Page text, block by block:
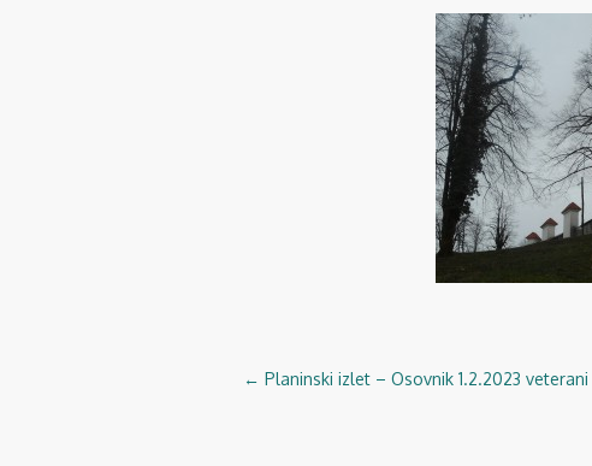
Navigacija
← Planinski izlet – Osovnik 1.2.2023 veterani